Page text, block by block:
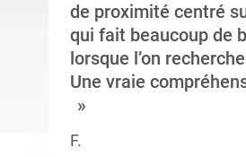
de proximité centré
qui fait beaucoup de
lorsque l’on
Une vraie
F.